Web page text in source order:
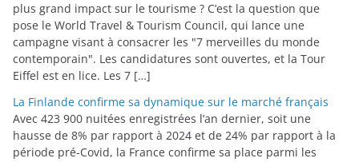
e
s
plus grand impact sur le tourisme ? C’est la question que
pose le World Travel & Tourism Council, qui lance une
campagne visant à consacrer les "7 merveilles du monde
contemporain". Les candidatures sont ouvertes, et la Tour
Eiffel est en lice. Les 7 […]
La Finlande confirme sa dynamique sur le marché français
Avec 423 900 nuitées enregistrées l’an dernier, soit une
hausse de 8% par rapport à 2024 et de 24% par rapport à la
période pré-Covid, la France confirme sa place parmi les